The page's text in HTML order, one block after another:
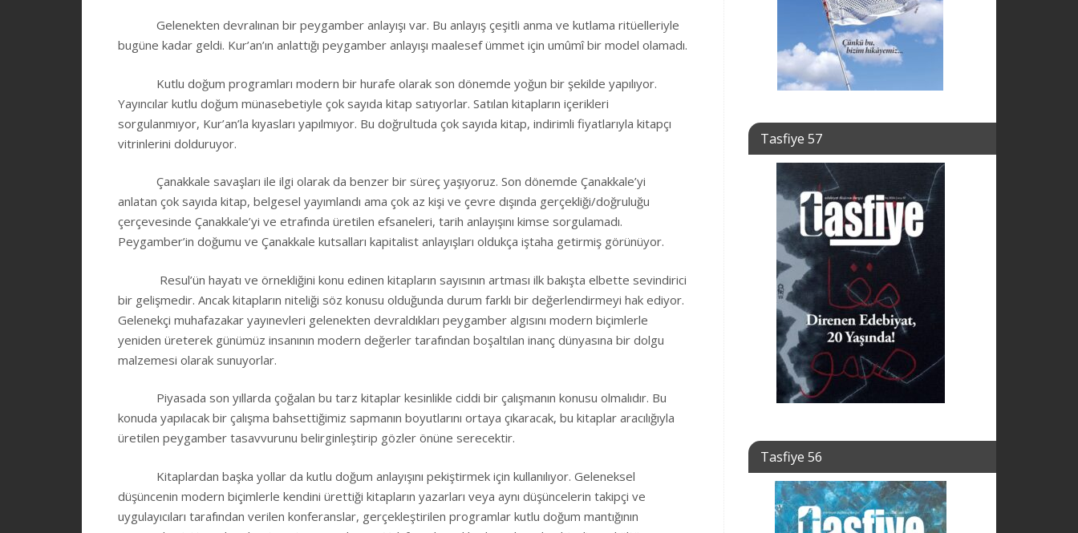
Gelenekten devralınan bir peygamber anlayışı var. Bu anlayış çeşitli anma ve kutlama ritüelleriyle
bugüne kadar geldi. Kur’an’ın anlattığı peygamber anlayışı maalesef ümmet için umûmî bir model olamadı.
Kutlu doğum programları modern bir hurafe olarak son dönemde yoğun bir şekilde yapılıyor.
Yayıncılar kutlu doğum münasebetiyle çok sayıda kitap satıyorlar. Satılan kitapların içerikleri
sorgulanmıyor, Kur’an’la kıyasları yapılmıyor. Bu doğrultuda çok sayıda kitap, indirimli fiyatlarıyla kitapçı
vitrinlerini dolduruyor.
Çanakkale savaşları ile ilgi olarak da benzer bir süreç yaşıyoruz. Son dönemde Çanakkale’yi
anlatan çok sayıda kitap, belgesel yayımlandı ama çok az kişi ve çevre dışında gerçekliği/doğruluğu
çerçevesinde Çanakkale’yi ve etrafında üretilen efsaneleri, tarih anlayışını kimse sorgulamadı.
Peygamber’in doğumu ve Çanakkale kutsalları kapitalist anlayışları oldukça iştaha getirmiş görünüyor.
Resul’ün hayatı ve örnekliğini konu edinen kitapların sayısının artması ilk bakışta elbette sevindirici
bir gelişmedir. Ancak kitapların niteliği söz konusu olduğunda durum farklı bir değerlendirmeyi hak ediyor.
Gelenekçi muhafazakar yayınevleri gelenekten devraldıkları peygamber algısını modern biçimlerle
yeniden üreterek günümüz insanının modern değerler tarafından boşaltılan inanç dünyasına bir dolgu
malzemesi olarak sunuyorlar.
Piyasada son yıllarda çoğalan bu tarz kitaplar kesinlikle ciddi bir çalışmanın konusu olmalıdır. Bu
konuda yapılacak bir çalışma bahsettiğimiz sapmanın boyutlarını ortaya çıkaracak, bu kitaplar aracılığıyla
üretilen peygamber tasavvurunu belirginleştirip gözler önüne serecektir.
Kitaplardan başka yollar da kutlu doğum anlayışını pekiştirmek için kullanılıyor. Geleneksel
düşüncenin modern biçimlerle kendini ürettiği kitapların yazarları veya aynı düşüncelerin takipçi ve
uygulayıcıları tarafından verilen konferanslar, gerçekleştirilen programlar kutlu doğum mantığının
Tasfiye 57
Tasfiye 56